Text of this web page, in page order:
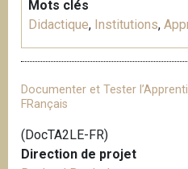
Mots clés
Didactique, Institutions,
Documenter et Tester
FRançais
(DocTA2LE-FR)
Direction de projet